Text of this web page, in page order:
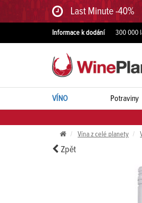
Last Minute -40%
Informace k dodání 300 000
VÍNO Potraviny
Vína z celé planety
Zpět